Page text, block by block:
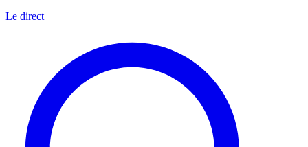
Le direct